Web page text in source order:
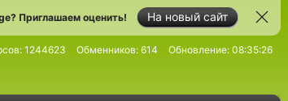
На новый сайт
Приглашаем оценить!
1244623 Обменников: 614 Обновление: 08:35:26